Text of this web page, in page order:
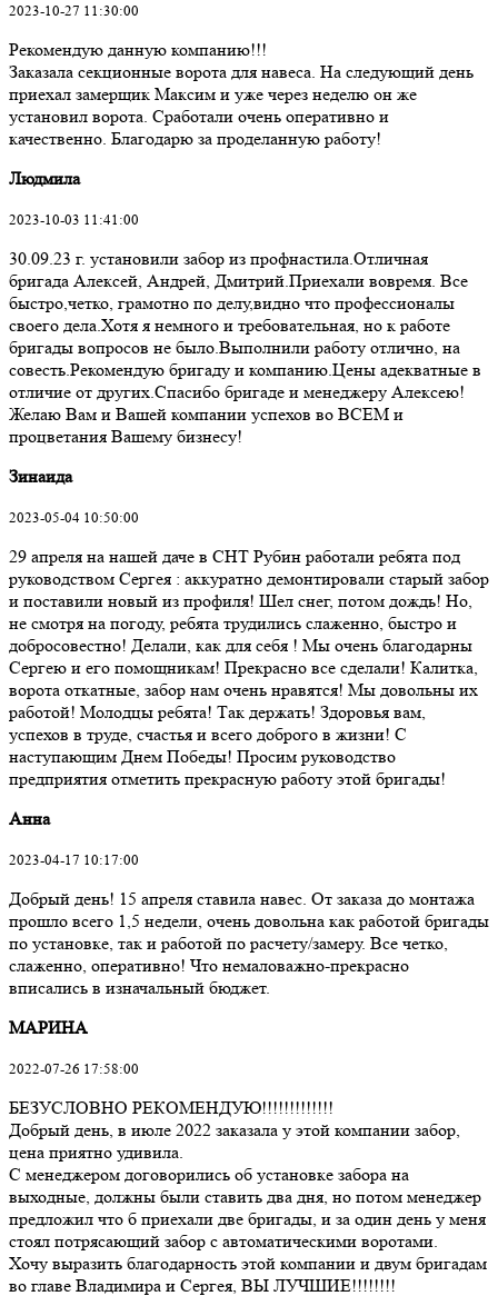
2023-10-27 11:30:00
Рекомендую данную компанию!!!
Заказала секционные ворота для навеса. На следующий день
приехал замерщик Максим и уже через неделю он же
установил ворота. Сработали очень оперативно и
качественно. Благодарю за проделанную работу!
Людмила
2023-10-03 11:41:00
30.09.23 г. установили забор из профнастила.Отличная
бригада Алексей, Андрей, Дмитрий.Приехали вовремя. Все
быстро,четко, грамотно по делу,видно что профессионалы
своего дела.Хотя я немного и требовательная, но к работе
бригады вопросов не было.Выполнили работу отлично, на
совесть.Рекомендую бригаду и компанию.Цены адекватные в
отличие от других.Спасибо бригаде и менеджеру Алексею!
Желаю Вам и Вашей компании успехов во ВСЕМ и
процветания Вашему бизнесу!
Зинаида
2023-05-04 10:50:00
29 апреля на нашей даче в СНТ Рубин работали ребята под
руководством Сергея : аккуратно демонтировали старый забор
и поставили новый из профиля! Шел снег, потом дождь! Но,
не смотря на погоду, ребята трудились слаженно, быстро и
добросовестно! Делали, как для себя ! Мы очень благодарны
Сергею и его помощникам! Прекрасно все сделали! Калитка,
ворота откатные, забор нам очень нравятся! Мы довольны их
работой! Молодцы ребята! Так держать! Здоровья вам,
успехов в труде, счастья и всего доброго в жизни! С
наступающим Днем Победы! Просим руководство
предприятия отметить прекрасную работу этой бригады!
Анна
2023-04-17 10:17:00
Добрый день! 15 апреля ставила навес. От заказа до монтажа
прошло всего 1,5 недели, очень довольна как работой бригады
по установке, так и работой по расчету/замеру. Все четко,
слаженно, оперативно! Что немаловажно-прекрасно
вписались в изначальный бюджет.
МАРИНА
2022-07-26 17:58:00
БЕЗУСЛОВНО РЕКОМЕНДУЮ!!!!!!!!!!!!!
Добрый день, в июле 2022 заказала у этой компании забор,
цена приятно удивила.
С менеджером договорились об установке забора на
выходные, должны были ставить два дня, но потом менеджер
предложил что б приехали две бригады, и за один день у меня
стоял потрясающий забор с автоматическими воротами.
Хочу выразить благодарность этой компании и двум бригадам
во главе Владимира и Сергея, ВЫ ЛУЧШИЕ!!!!!!!!